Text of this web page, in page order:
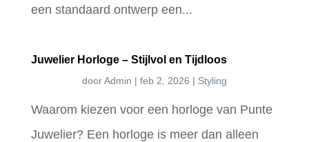
een standaard ontwerp een...
Juwelier Horloge – Stijlvol en Tijdloos
doorAdmin | feb 2, 2026 | Styling
Waarom kiezen voor een horloge van Punte
Juwelier? Een horloge is meer dan alleen